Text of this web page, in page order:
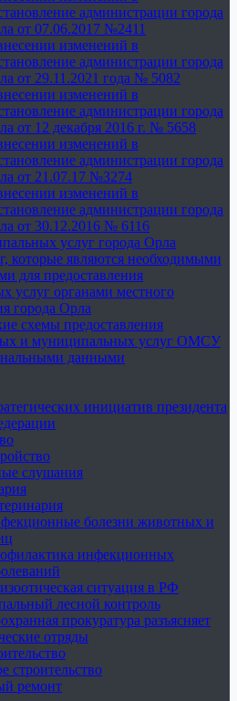
администрации города
от 07.06.2017 №2411
изменений в
администрации города
от 29.11.2021 года № 5082
изменений в
администрации города
от 12 декабря 2016 г. № 5658
изменений в
администрации города
от 21.07.17 №3274
изменений в
администрации города
от 30.12.2016 № 6116
услуг города Орла
которые являются необходимыми
для предоставления
услуг органами местного
города Орла
схемы предоставления
и муниципальных услуг ОМСУ
данными
инициатив президента
слушания
болезни животных и
инфекционных
ситуация в РФ
лесной контроль
прокуратура разъясняет
отряды
строительство
ремонт